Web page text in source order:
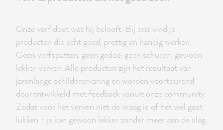
Onze verf doet wat hij belooft. Bij ons vind je
producten die echt goed, prettig en handig werken.
Geen verfspatten, geen gedoe, geen schuren: gewoon
lekker verven. Alle producten zijn het resultaat van
jarenlange schilderervaring en worden voortdurend
doorontwikkeld met feedback vanuit onze community.
Zodat voor het verven niet de vraag is of het wel gaat
lukken - je kan gewoon lekker zonder meer aan de slag.